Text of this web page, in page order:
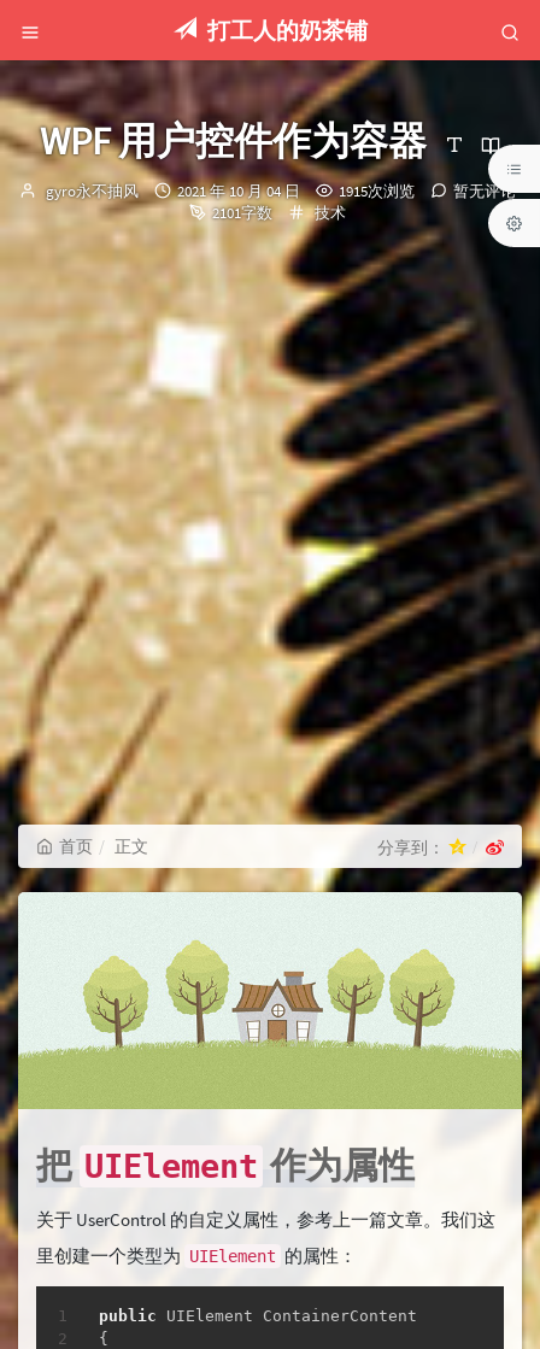
打工人的奶茶铺
WPF 用户控件作为容器
博
gyro永不抽风
发
布
间：
2021 年 10 月 04 日 1915次浏览
暂无评论
2101字数
分
类：
技术
首页 正文 分享到：
把 UIElement 作为属性
关于 UserControl 的自定义属性，参考上一篇文章。我们这
里创建一个类型为 UIElement 的属性：
public
{